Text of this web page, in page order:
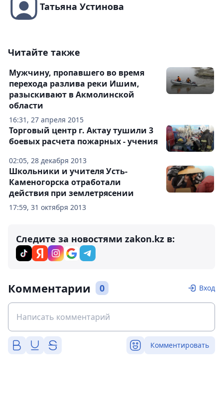
Татьяна Устинова
Читайте также
16:31, 27 апреля 2015
Мужчину, пропавшего во время
перехода разлива реки Ишим,
разыскивают в Акмолинской
области
02:05, 28 декабря 2013
Торговый центр г. Актау тушили 3
боевых расчета пожарных - учения
17:59, 31 октября 2013
Школьники и учителя Усть-
Каменогорска отработали
действия при землетрясении
Следите за новостями zakon.kz в:
Комментарии 0 Вход
Комментировать